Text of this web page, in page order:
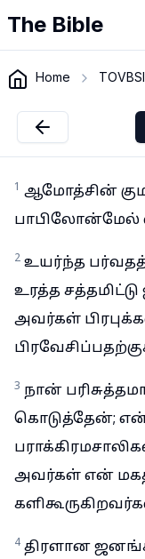
The Bible
Home TOVBSI
1 ஆமோத்சின்
பாபிலோன்மேல்
2 உயர்ந்த
உரத்த
அவர்கள்
3 நான்
கொடுத்தேன்;
அவர்கள் என்
4 திரளான